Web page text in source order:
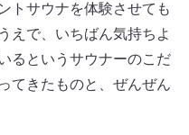
トサウナを体験させても
えで、いちばん気持ちよ
るというサウナーのこだ
てきたものと、ぜんぜん